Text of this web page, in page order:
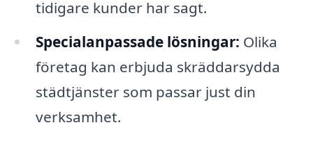
tidigare kunder har sagt.
Specialanpassade lösningar: Olika
företag kan erbjuda skräddarsydda
städtjänster som passar just din
verksamhet.